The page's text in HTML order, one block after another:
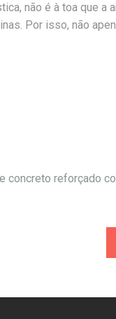
não é à toa que
Por isso, não
concreto reforçado